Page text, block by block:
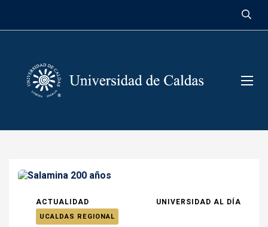
ACTUALIDAD UNIVERSIDAD AL DÍA
UCALDAS REGIONAL